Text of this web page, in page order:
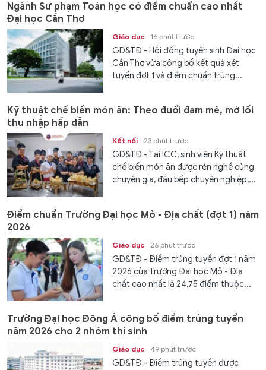
Ngành Sư phạm Toán học có điểm chuẩn cao nhất
Đại học Cần Thơ
Giáo dục 16 phút trước
GD&TĐ - Hội đồng tuyển sinh Đại học
Cần Thơ vừa công bố kết quả xét
tuyển đợt 1 và điểm chuẩn trúng...
Kỹ thuật chế biến món ăn: Theo đuổi đam mê, mở lối
thu nhập hấp dẫn
Kết nối 23 phút trước
GD&TĐ - Tại ICC, sinh viên Kỹ thuật
chế biến món ăn được rèn nghề cùng
chuyên gia, đầu bếp chuyên nghiệp,...
Điểm chuẩn Trường Đại học Mỏ - Địa chất (đợt 1) năm
2026
Giáo dục 26 phút trước
GD&TĐ - Điểm trúng tuyển đợt 1 năm
2026 của Trường Đại học Mỏ - Địa
chất cao nhất là 24,75 điểm thuộc...
Trường Đại học Đông Á công bố điểm trúng tuyển
năm 2026 cho 2 nhóm thí sinh
Giáo dục 49 phút trước
GD&TĐ - Điểm trúng tuyển được